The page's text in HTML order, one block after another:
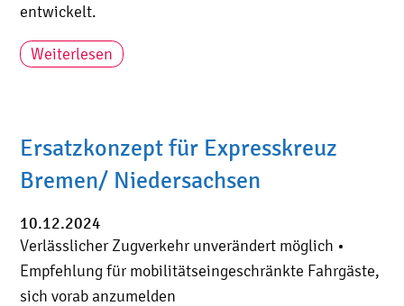
entwickelt.
Weiterlesen
Ersatzkonzept für Expresskreuz
Bremen/ Niedersachsen
10.12.2024
Verlässlicher Zugverkehr unverändert möglich •
Empfehlung für mobilitätseingeschränkte Fahrgäste,
sich vorab anzumelden